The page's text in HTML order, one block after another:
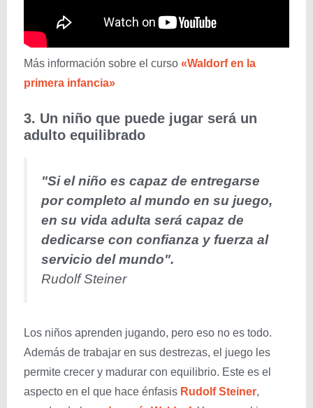
Más información sobre el curso «Waldorf en la
primera infancia»
3. Un niño que puede jugar será un
adulto equilibrado
"Si el niño es capaz de entregarse
por completo al mundo en su juego,
en su vida adulta será capaz de
dedicarse con confianza y fuerza al
servicio del mundo".
Rudolf Steiner
Los niños aprenden jugando, pero eso no es todo.
Además de trabajar en sus destrezas, el juego les
permite crecer y madurar con equilibrio. Este es el
aspecto en el que hace énfasis Rudolf Steiner,